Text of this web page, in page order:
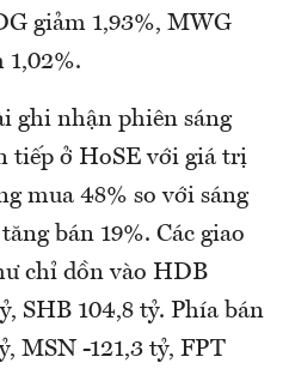
giảm 1,93%, MWG
1,02%.
ghi nhận phiên sáng
tiếp ở HoSE với giá trị
mua 48% so với sáng
bán 19%. Các giao
chỉ dồn vào HDB
SHB 104,8 tỷ. Phía bán
MSN -121,3 tỷ, FPT